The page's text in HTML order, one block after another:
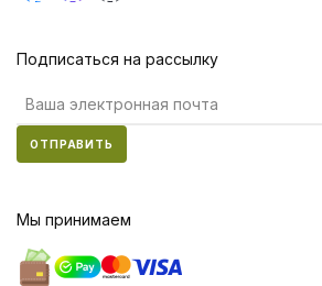
Подписаться на рассылку
ОТПРАВИТЬ
Мы принимаем